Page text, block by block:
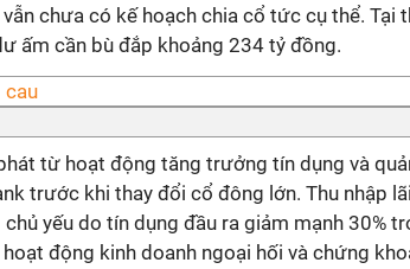
chưa có kế hoạch chia cổ tức cụ thể. Tại
ấm cần bù đắp khoảng 234 tỷ đồng.
từ hoạt động tăng trưởng tín dụng và
trước khi thay đổi cổ đông lớn. Thu nhập
yếu do tín dụng đầu ra giảm mạnh 30%
động kinh doanh ngoại hối và chứng